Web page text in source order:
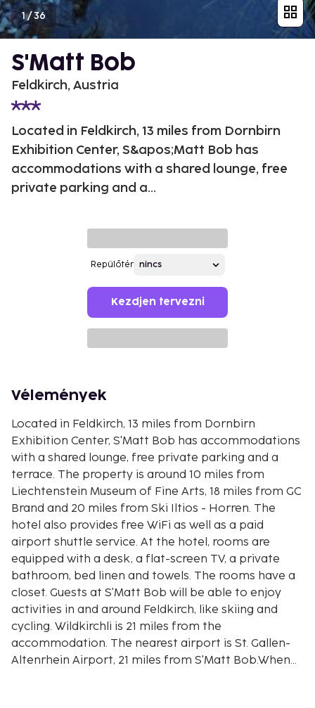
1/36
S'Matt Bob
Feldkirch, Austria
Located in Feldkirch, 13 miles from Dornbirn
Exhibition Center, S&apos;Matt Bob has
accommodations with a shared lounge, free
private parking and a...
Repülőtér
Kezdjen tervezni
Vélemények
Located in Feldkirch, 13 miles from Dornbirn
Exhibition Center, S'Matt Bob has accommodations
with a shared lounge, free private parking and a
terrace. The property is around 10 miles from
Liechtenstein Museum of Fine Arts, 18 miles from GC
Brand and 20 miles from Ski Iltios - Horren. The
hotel also provides free WiFi as well as a paid
airport shuttle service. At the hotel, rooms are
equipped with a desk, a flat-screen TV, a private
bathroom, bed linen and towels. The rooms have a
closet. Guests at S'Matt Bob will be able to enjoy
activities in and around Feldkirch, like skiing and
cycling. Wildkirchli is 21 miles from the
accommodation. The nearest airport is St. Gallen-
Altenrhein Airport, 21 miles from S'Matt Bob.When